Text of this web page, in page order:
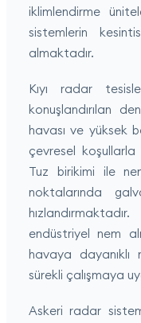
iklimlendirme
sistemlerin
almaktadır.
Kıyı radar
konuşlandırılan
havası ve yüksek
çevresel
Tuz birikimi ile
noktalarında
endüstriyel nem
havaya
sürekli çalışmaya
Askeri radar